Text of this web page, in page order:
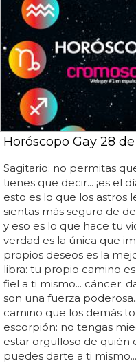
Horóscopo Gay 28
Sagitario: no permitas
tienes que decir... ¡es el
esto es lo que los astros
sientas más seguro de
y eso es lo que hace tu
verdad es la única que
propios deseos es la
libra: tu propio camino
fiel a ti mismo... cáncer:
son una fuerza
camino que los demás
escorpión: no tengas
estar orgulloso de quién
puedes darte a ti mismo...